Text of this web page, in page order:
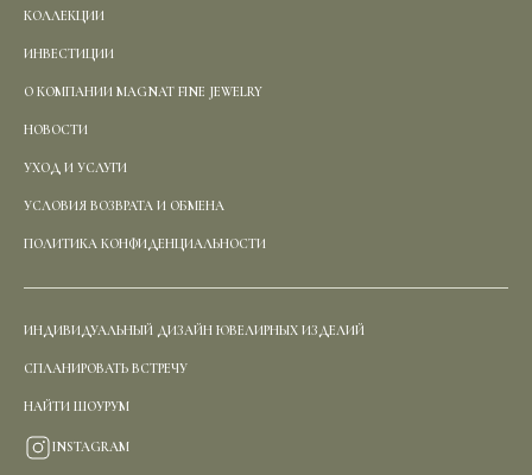
КОЛЛЕКЦИИ
ИНВЕСТИЦИИ
О КОМПАНИИ MAGNAT FINE JEWELRY
НОВОСТИ
УХОД И УСЛУГИ
УСЛОВИЯ ВОЗВРАТА И ОБМЕНА
ПОЛИТИКА КОНФИДЕНЦИАЛЬНОСТИ
ИНДИВИДУАЛЬНЫЙ ДИЗАЙН ЮВЕЛИРНЫХ ИЗДЕЛИЙ
СПЛАНИРОВАТЬ ВСТРЕЧУ
НАЙТИ ШОУРУМ
INSTAGRAM